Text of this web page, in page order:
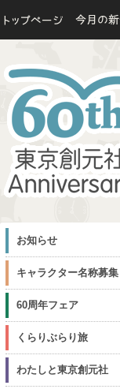
お知らせ
キャラクター名称募集
60周年フェア
くらりぶらり旅
わたしと東京創元社